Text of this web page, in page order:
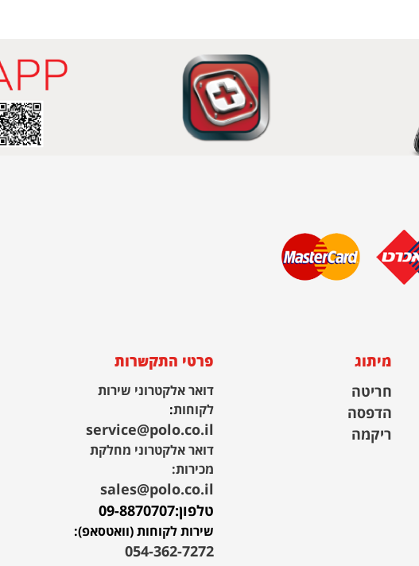
מיתוג
חריטה
הדפסה
ריקמה
פרטי התקשרות
דואר אלקטרוני שירות
לקוחות:
service@polo.co.il
דואר אלקטרוני מחלקת
מכירות:
sales@polo.co.il
טלפון:09-8870707
שירות לקוחות (וואטסאפ):
054-362-7272